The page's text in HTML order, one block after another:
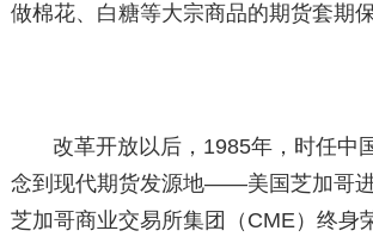
做棉花、白糖等大宗商品的期货套期保
改革开放以后，1985年，时任中
念到现代期货发源地——美国芝加哥
芝加哥商业交易所集团（CME）终身